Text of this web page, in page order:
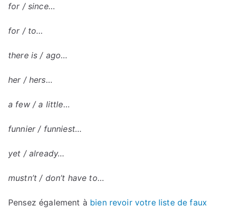
for / since…
for / to…
there is / ago…
her / hers…
a few / a little…
funnier / funniest…
yet / already…
mustn’t / don’t have to…
Pensez également à bien revoir votre liste de faux